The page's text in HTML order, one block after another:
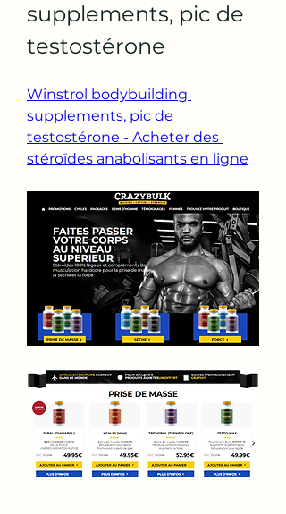
supplements, pic de
testostérone
Winstrol bodybuilding
supplements, pic de
testostérone - Acheter des
stéroïdes anabolisants en ligne